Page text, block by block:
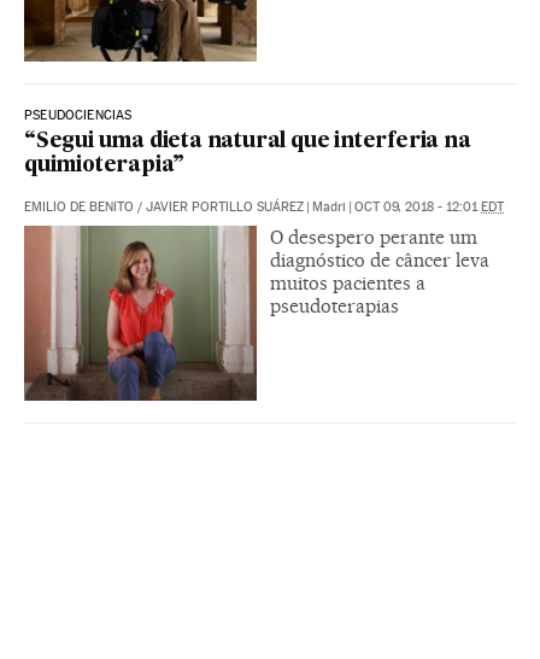
PSEUDOCIENCIAS
“Segui uma dieta natural que interferia na
quimioterapia”
EMILIO DE BENITO / JAVIER PORTILLO SUÁREZ | Madri | OCT 09, 2018 - 12:01EDT
O desespero perante um
diagnóstico de câncer leva
muitos pacientes a
pseudoterapias